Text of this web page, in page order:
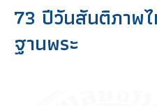
73 ปีวันสันติภาพ
ฐานพระ